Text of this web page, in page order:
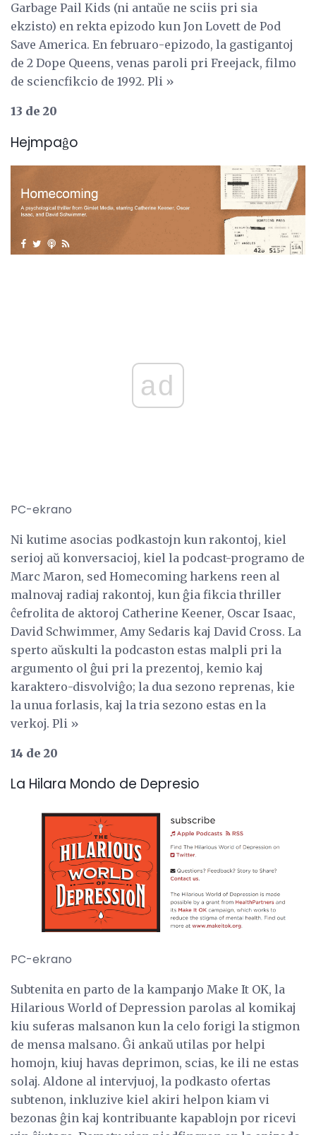
Garbage Pail Kids (ni antaŭe ne sciis pri sia
ekzisto) en rekta epizodo kun Jon Lovett de Pod
Save America. En februaro-epizodo, la gastigantoj
de 2 Dope Queens, venas paroli pri Freejack, filmo
de sciencfikcio de 1992. Pli »
13 de 20
Hejmpaĝo
ad
PC-ekrano
Ni kutime asocias podkastojn kun rakontoj, kiel
serioj aŭ konversacioj, kiel la podcast-programo de
Marc Maron, sed Homecoming harkens reen al
malnovaj radiaj rakontoj, kun ĝia fikcia thriller
ĉefrolita de aktoroj Catherine Keener, Oscar Isaac,
David Schwimmer, Amy Sedaris kaj David Cross. La
sperto aŭskulti la podcaston estas malpli pri la
argumento ol ĝui pri la prezentoj, kemio kaj
karaktero-disvolviĝo; la dua sezono reprenas, kie
la unua forlasis, kaj la tria sezono estas en la
verkoj. Pli »
14 de 20
La Hilara Mondo de Depresio
PC-ekrano
Subtenita en parto de la kampanjo Make It OK, la
Hilarious World of Depression parolas al komikaj
kiu suferas malsanon kun la celo forigi la stigmon
de mensa malsano. Ĝi ankaŭ utilas por helpi
homojn, kiuj havas deprimon, scias, ke ili ne estas
solaj. Aldone al intervjuoj, la podkasto ofertas
subtenon, inkluzive kiel akiri helpon kiam vi
bezonas ĝin kaj kontribuante kapablojn por ricevi